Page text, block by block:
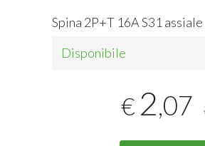
Spina 2P+T 16A S31
Disponibile
€ 2,07